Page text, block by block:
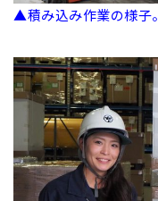
▲積み込み作業の様子。